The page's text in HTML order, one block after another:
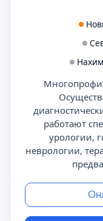
работают
урологии,
неврологии,